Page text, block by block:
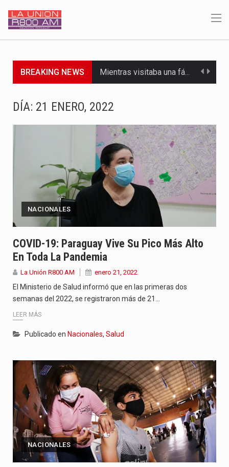
BREAKING NEWS Mientras visitaba una fábrica de armamentos en San Paulo, el…
Para Tania, una paraguaya de 33 años que reside en…
El presidente de la República se encontraba en el aeropuerto…
Una familia atravesó momentos de extrema tensión durante la madrugada…
“La situación no está tan mala en el Ministerio de…
Hace casi dos meses que Rivas dejó el Senado y,…
DÍA: 21 ENERO, 2022
NACIONALES
COVID-19: Paraguay Vive Su Pico Más Alto
En Toda La Pandemia
La Unión R800 AM enero 21, 2022
El Ministerio de Salud informó que en las primeras dos
semanas del 2022, se registraron más de 21…
LEER MÁS
Publicado en Nacionales, Salud
NACIONALES